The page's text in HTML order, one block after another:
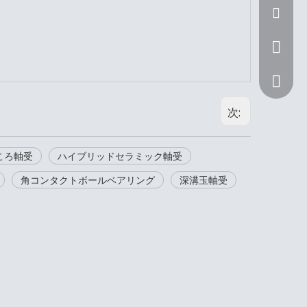
次:
ろ軸受
ハイブリッドセラミック軸受
角コンタクトボールベアリング
深溝玉軸受
+ 86